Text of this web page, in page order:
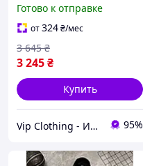
Ральф Лорен для мужчин,
Базовые костюмы на
каждый день
Готово к отправке
от324₴/мес
3 245₴
3 645 ₴
Купить
Vip Clothing - Интернет магазин брендовой одежды 95%